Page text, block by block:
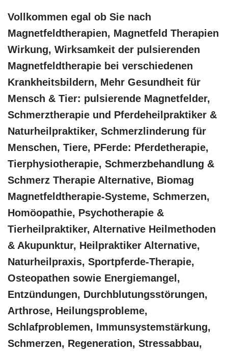
Vollkommen egal ob Sie nach
Magnetfeldtherapien, Magnetfeld Therapien
Wirkung, Wirksamkeit der pulsierenden
Magnetfeldtherapie bei verschiedenen
Krankheitsbildern, Mehr Gesundheit für
Mensch & Tier: pulsierende Magnetfelder,
Schmerztherapie und Pferdeheilpraktiker &
Naturheilpraktiker, Schmerzlinderung für
Menschen, Tiere, PFerde: Pferdetherapie,
Tierphysiotherapie, Schmerzbehandlung &
Schmerz Therapie Alternative, Biomag
Magnetfeldtherapie-Systeme, Schmerzen,
‎Homöopathie, ‎Psychotherapie &
‎Tierheilpraktiker, Alternative Heilmethoden
& Akupunktur, Heilpraktiker Alternative,
Naturheilpraxis, Sportpferde-Therapie,
Osteopathen sowie Energiemangel,
Entzündungen, Durchblutungsstörungen,
Arthrose, Heilungsprobleme,
Schlafproblemen, Immunsystemstärkung,
Schmerzen, Regeneration, Stressabbau,